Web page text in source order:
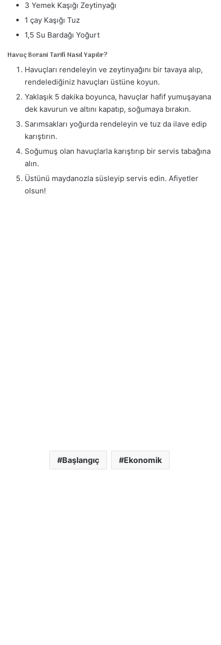
3 Yemek Kaşığı Zeytinyağı
1 çay Kaşığı Tuz
1,5 Su Bardağı Yoğurt
Havuç Borani Tarifi Nasıl Yapılır?
Havuçları rendeleyin ve zeytinyağını bir tavaya alıp,
rendelediğiniz havuçları üstüne koyun.
Yaklaşık 5 dakika boyunca, havuçlar hafif yumuşayana
dek kavurun ve altını kapatıp, soğumaya bırakın.
Sarımsakları yoğurda rendeleyin ve tuz da ilave edip
karıştırın.
Soğumuş olan havuçlarla karıştırıp bir servis tabağına
alın.
Üstünü maydanozla süsleyip servis edin. Afiyetler
olsun!
Başlangıç Ekonomik